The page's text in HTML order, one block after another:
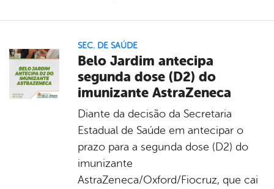
SEC. DE SAÚDE
Belo Jardim antecipa
segunda dose (D2) do
imunizante AstraZeneca
Diante da decisão da Secretaria
Estadual de Saúde em antecipar o
prazo para a segunda dose (D2) do
imunizante
AstraZeneca/Oxford/Fiocruz, que cai